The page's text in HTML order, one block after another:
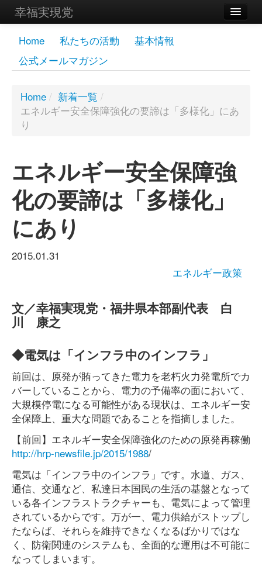
幸福実現党
メンバーズページ
党員
お問い合わせ
Home 私たちの活動
基本情報
公式メールマガジン
Home / 新着一覧 /
エネルギー安全保障強化の要諦は「多様化」にあ
り
エネルギー安全保障強
化の要諦は「多様化」
にあり
2015.01.31
エネルギー政策
文／幸福実現党・福井県本部副代表 白
川 康之
◆電気は「インフラ中のインフラ」
前回は、原発が賄ってきた電力を老朽火力発電所でカ
バーしていることから、電力の予備率の面において、
大規模停電になる可能性がある現状は、エネルギー安
全保障上、重大な問題であることを指摘しました。
【前回】エネルギー安全保障強化のための原発再稼働
http://hrp-newsfile.jp/2015/1988/
電気は「インフラ中のインフラ」です。水道、ガス、
通信、交通など、私達日本国民の生活の基盤となって
いる各インフラストラクチャーも、電気によって管理
されているからです。万が一、電力供給がストップし
たならば、それらを維持できなくなるばかりではな
く、防衛関連のシステムも、全面的な運用は不可能に
なってしまいます。